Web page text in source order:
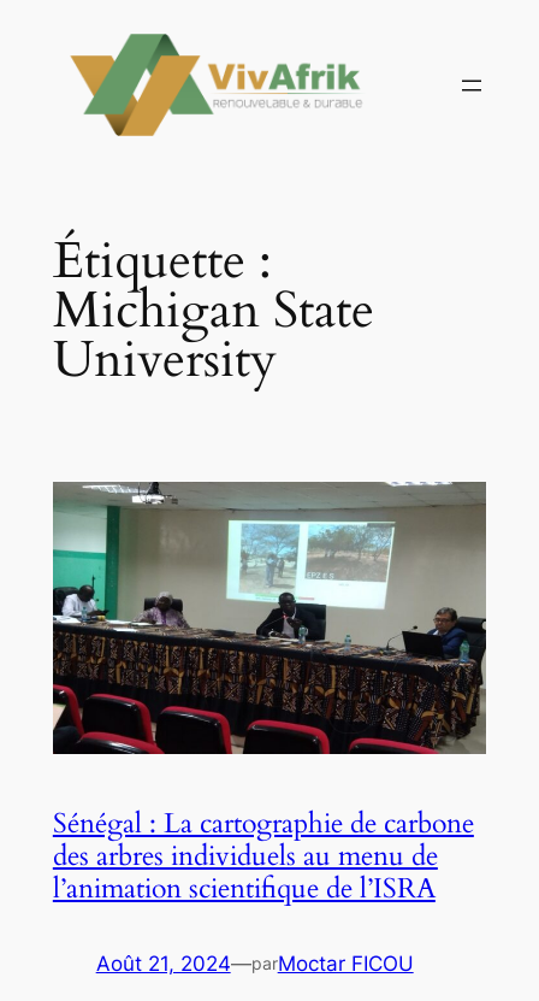
contenu
Étiquette :
Michigan State
University
Sénégal : La cartographie de carbone
des arbres individuels au menu de
l’animation scientifique de l’ISRA
Août 21, 2024—parMoctar FICOU